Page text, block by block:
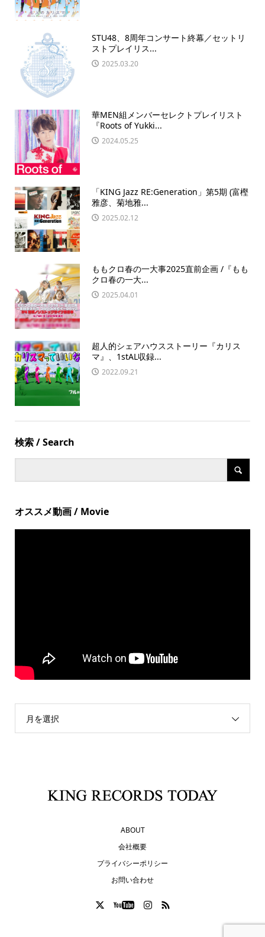
STU48、8周年コンサート終幕／セットリ
ストプレイリス...
2025.03.20
華MEN組メンバーセレクトプレイリスト
『Roots of Yukki...
2024.05.25
「KING Jazz RE:Generation」第5期 (富樫
雅彦、菊地雅...
2025.02.12
ももクロ春の一大事2025直前企画 /『もも
クロ春の一大...
2025.04.01
超人的シェアハウスストーリー『カリス
マ』、1stAL収録...
2022.09.21
検索 / Search
オススメ動画 / Movie
月を選択
ABOUT
会社概要
プライバシーポリシー
お問い合わせ